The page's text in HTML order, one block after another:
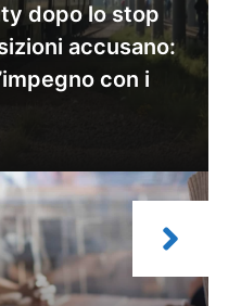
dopo lo stop
accusano:
con i